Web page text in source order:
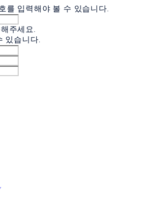
를 입력해야 볼 수 있습니다.
주세요.
있습니다.